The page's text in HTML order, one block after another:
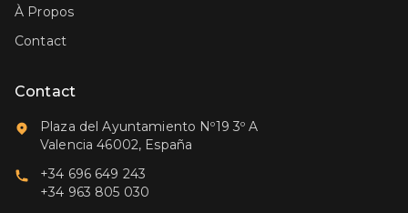
À Propos
Contact
Contact
Plaza del Ayuntamiento Nº19 3º A
Valencia 46002, España
+34 696 649 243
+34 963 805 030